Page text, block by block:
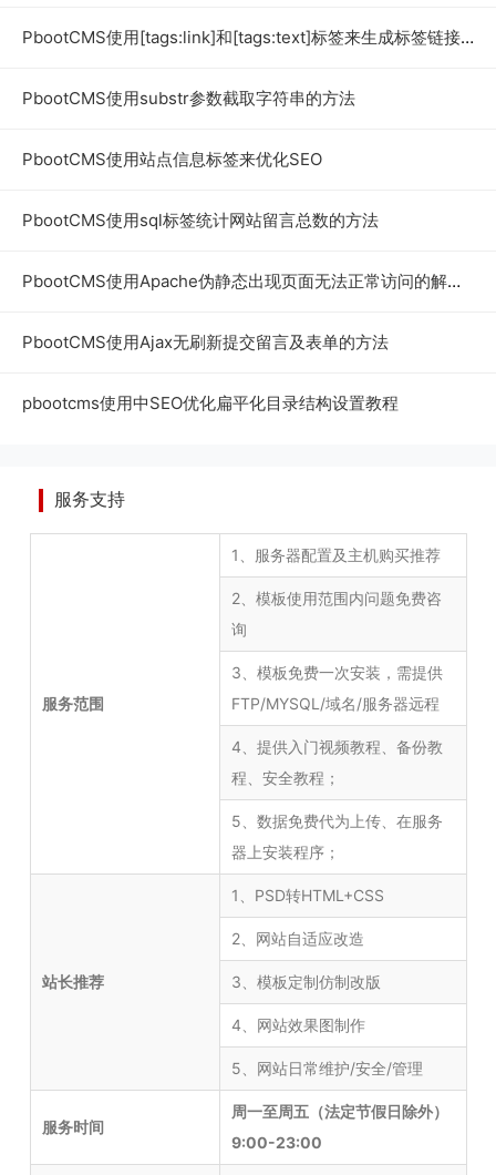
PbootCMS使用[tags:link]和[tags:text]标签来生成标签链接的方法
PbootCMS使用substr参数截取字符串的方法
PbootCMS使用站点信息标签来优化SEO
PbootCMS使用sql标签统计网站留言总数的方法
PbootCMS使用Apache伪静态出现页面无法正常访问的解决方法
PbootCMS使用Ajax无刷新提交留言及表单的方法
pbootcms使用中SEO优化扁平化目录结构设置教程
服务支持
服务范围
1、服务器配置及主机购买推荐
2、模板使用范围内问题免费咨
询
3、模板免费一次安装，需提供
FTP/MYSQL/域名/服务器远程
4、提供入门视频教程、备份教
程、安全教程；
5、数据免费代为上传、在服务
器上安装程序；
站长推荐
1、PSD转HTML+CSS
2、网站自适应改造
3、模板定制仿制改版
4、网站效果图制作
5、网站日常维护/安全/管理
服务时间
周一至周五（法定节假日除外）
9:00-23:00